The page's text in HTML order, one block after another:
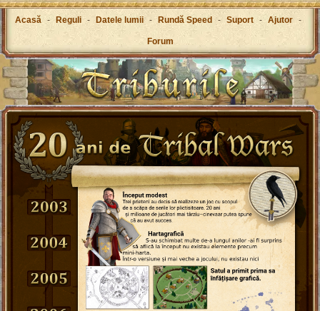
Acasă - Reguli - Datele lumii - Rundă Speed - Suport - Ajutor -
Forum